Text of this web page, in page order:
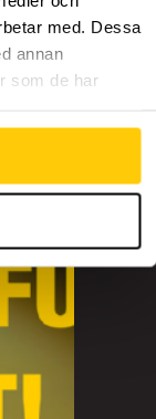
med. Dessa
annan
som de har